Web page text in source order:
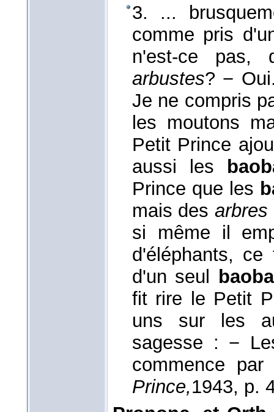
3. ...
comme pris
n'est-ce pas,
arbustes? −
Je ne compris
les moutons
Petit Prince
aussi les
Prince que les
mais des arbres
si même il
d'éléphants,
d'un seul
fit rire le Petit
uns sur les
sagesse : −
commence
Prince,1943, p.